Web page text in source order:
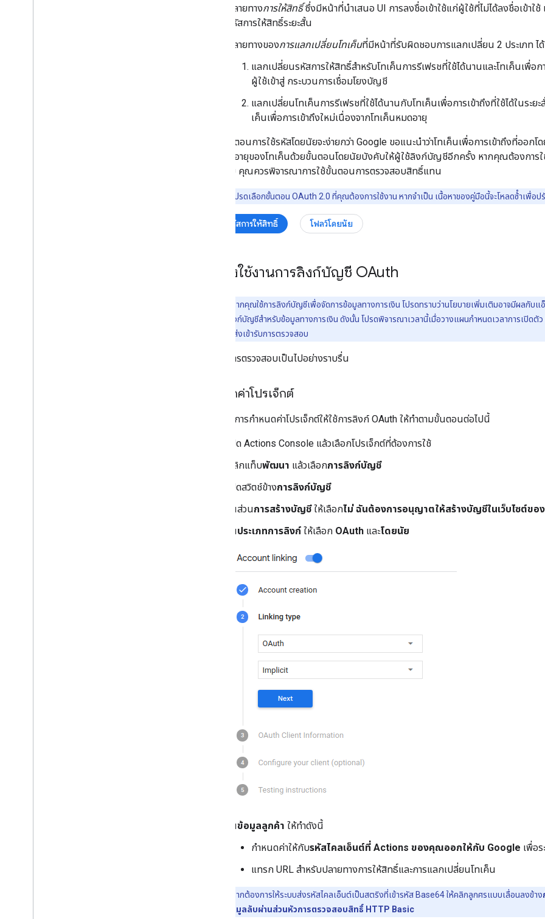
ปลายทางการให้สิทธิ์ซึ่งมีหน้าที่นําเสนอ UI การลงชื่อเข้าใช้แก่ผู้ใช้ที่ไม่ได้ลงชื่อเข้าใ
รหัสการให้สิทธิ์ระยะสั้น
ปลายทางของการแลกเปลี่ยนโทเค็นที่มีหน้าที่รับผิดชอบการแลกเปลี่ยน 2 ประเภท ไ
แลกเปลี่ยนรหัสการให้สิทธิ์สําหรับโทเค็นการรีเฟรชที่ใช้ได้นานและโทเค็นเพื่อ
ผู้ใช้เข้าสู่ กระบวนการเชื่อมโยงบัญชี
แลกเปลี่ยนโทเค็นการรีเฟรชที่ใช้ได้นานกับโทเค็นเพื่อการเข้าถึงที่ใช้ได้ในระ
เค็นเพื่อการเข้าถึงใหม่เนื่องจากโทเค็นหมดอายุ
แม้ว่าขั้นตอนการใช้รหัสโดยนัยจะง่ายกว่า Google ขอแนะนําว่าโทเค็นเพื่อการเข้าถึงที่ออก
การหมดอายุของโทเค็นด้วยขั้นตอนโดยนัยบังคับให้ผู้ใช้ลิงก์บัญชีอีกครั้ง หากคุณต้องการใ
ปลอดภัย คุณควรพิจารณาการใช้ขั้นตอนการตรวจสอบสิทธิ์แทน
โปรดเลือกขั้นตอน OAuth 2.0 ที่คุณต้องการใช้งาน หากจําเป็น เนื้อหาของคู่มือนี้จะโหลดซ้ําเพื่อ
รหัสการให้สิทธิ์ โฟลว์โดยนัย
ติดตั้งใช้งานการลิงก์บัญชี OAuth
หากคุณใช้การลิงก์บัญชีเพื่อจัดการข้อมูลทางการเงิน โปรดทราบว่านโยบายเพิ่มเติมอาจมีผลกับ
Action ที่มีการลิงก์บัญชีสำหรับข้อมูลทางการเงิน ดังนั้น โปรดพิจารณาเวลานี้เมื่อวางแผนกำหนดเวลาการเปิด
ก่อนส่งเข้ารับการตรวจสอบ
เพื่อให้การตรวจสอบเป็นไปอย่างราบรื่น
กำหนดค่าโปรเจ็กต์
หากต้องการกำหนดค่าโปรเจ็กต์ให้ใช้การลิงก์ OAuth ให้ทำตามขั้นตอนต่อไปนี้
เปิด Actions Console แล้วเลือกโปรเจ็กต์ที่ต้องการใช้
คลิกแท็บพัฒนา แล้วเลือกการลิงก์บัญชี
เปิดสวิตช์ข้างการลิงก์บัญชี
ในส่วนการสร้างบัญชีให้เลือกไม่ ฉันต้องการอนุญาตให้สร้างบัญชีในเว็บไซต์ขอ
ในประเภทการลิงก์ ให้เลือก OAuth และโดยนัย
ในข้อมูลลูกค้า ให้ทำดังนี้
กำหนดค่าให้กับรหัสไคลเอ็นต์ที่ Actions ของคุณออกให้กับ Google เพื่อ
แทรก URL สำหรับปลายทางการให้สิทธิ์และการแลกเปลี่ยนโทเค็น
หากต้องการให้ระบบส่งรหัสไคลเอ็นต์เป็นสตริงที่เข้ารหัส Base64 ให้คลิกลูกศรแบบเลื่อนลงข้าง
clientID และข้อมูลลับผ่านส่วนหัวการตรวจสอบสิทธิ์ HTTP Basic